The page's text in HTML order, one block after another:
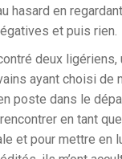
hasard en
et puis rien.
deux
ayant choisi de
poste dans le
en tant
et pour mettre en